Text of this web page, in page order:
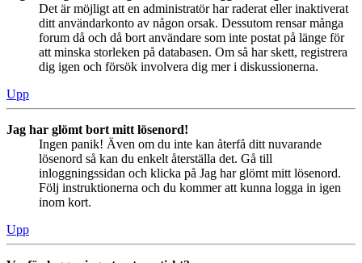
Det är möjligt att en administratör har raderat eller inaktiverat
ditt användarkonto av någon orsak. Dessutom rensar många
forum då och då bort användare som inte postat på länge för
att minska storleken på databasen. Om så har skett, registrera
dig igen och försök involvera dig mer i diskussionerna.
Upp
Jag har glömt bort mitt lösenord!
Ingen panik! Även om du inte kan återfå ditt nuvarande
lösenord så kan du enkelt återställa det. Gå till
inloggningssidan och klicka på Jag har glömt mitt lösenord.
Följ instruktionerna och du kommer att kunna logga in igen
inom kort.
Upp